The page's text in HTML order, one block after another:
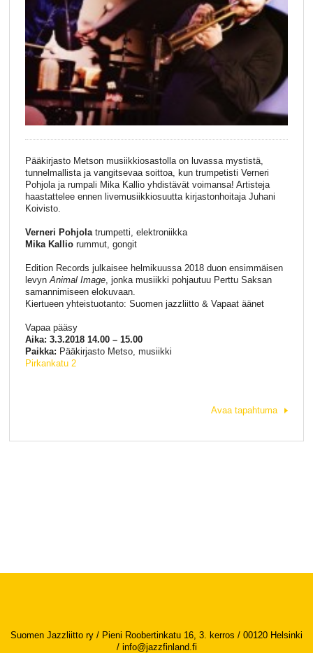
Pääkirjasto Metson musiikkiosastolla on luvassa mystistä,
tunnelmallista ja vangitsevaa soittoa, kun trumpetisti Verneri
Pohjola ja rumpali Mika Kallio yhdistävät voimansa! Artisteja
haastattelee ennen livemusiikkiosuutta kirjastonhoitaja Juhani
Koivisto.
Verneri Pohjolatrumpetti, elektroniikka
Mika Kalliorummut, gongit
Edition Records julkaisee helmikuussa 2018 duon ensimmäisen
levynAnimal Image, jonka musiikki pohjautuu Perttu Saksan
samannimiseen elokuvaan.
Kiertueen yhteistuotanto: Suomen jazzliitto & Vapaat äänet
Vapaa pääsy
Aika: 3.3.2018 14.00 – 15.00
Paikka: Pääkirjasto Metso, musiikki
Pirkankatu 2
Avaa tapahtuma
Suomen Jazzliitto ry / Pieni Roobertinkatu 16, 3. kerros / 00120 Helsinki
/ info@jazzfinland.fi